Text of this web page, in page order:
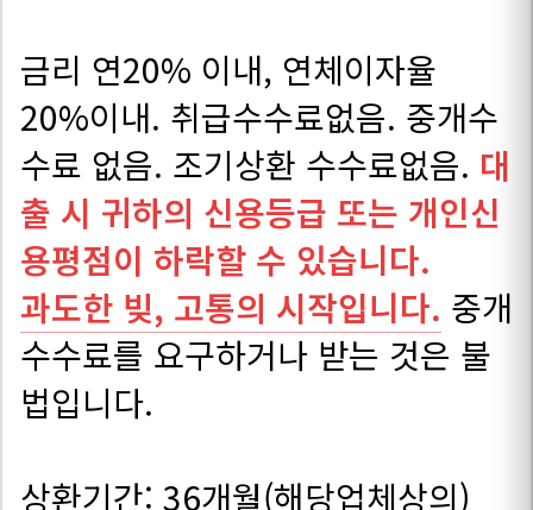
금리 연20% 이내, 연체이자율
20%이내. 취급수수료없음. 중개수
수료 없음. 조기상환 수수료없음. 대
출 시 귀하의 신용등급 또는 개인신
용평점이 하락할 수 있습니다.
과도한 빚, 고통의 시작입니다. 중개
수수료를 요구하거나 받는 것은 불
법입니다.
상환기간: 36개월(해당업체상의)